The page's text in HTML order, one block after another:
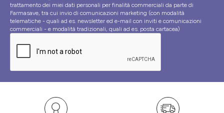
trattamento dei miei dati personali per finalità commerciali da parte di
Farmasave, tra cui invio di comunicazioni marketing (con modalità
telematiche - quali ad es. newsletter ed e-mail con inviti e comunicazioni
commerciali - e modalità tradizionali, quali ad es. posta cartacea)